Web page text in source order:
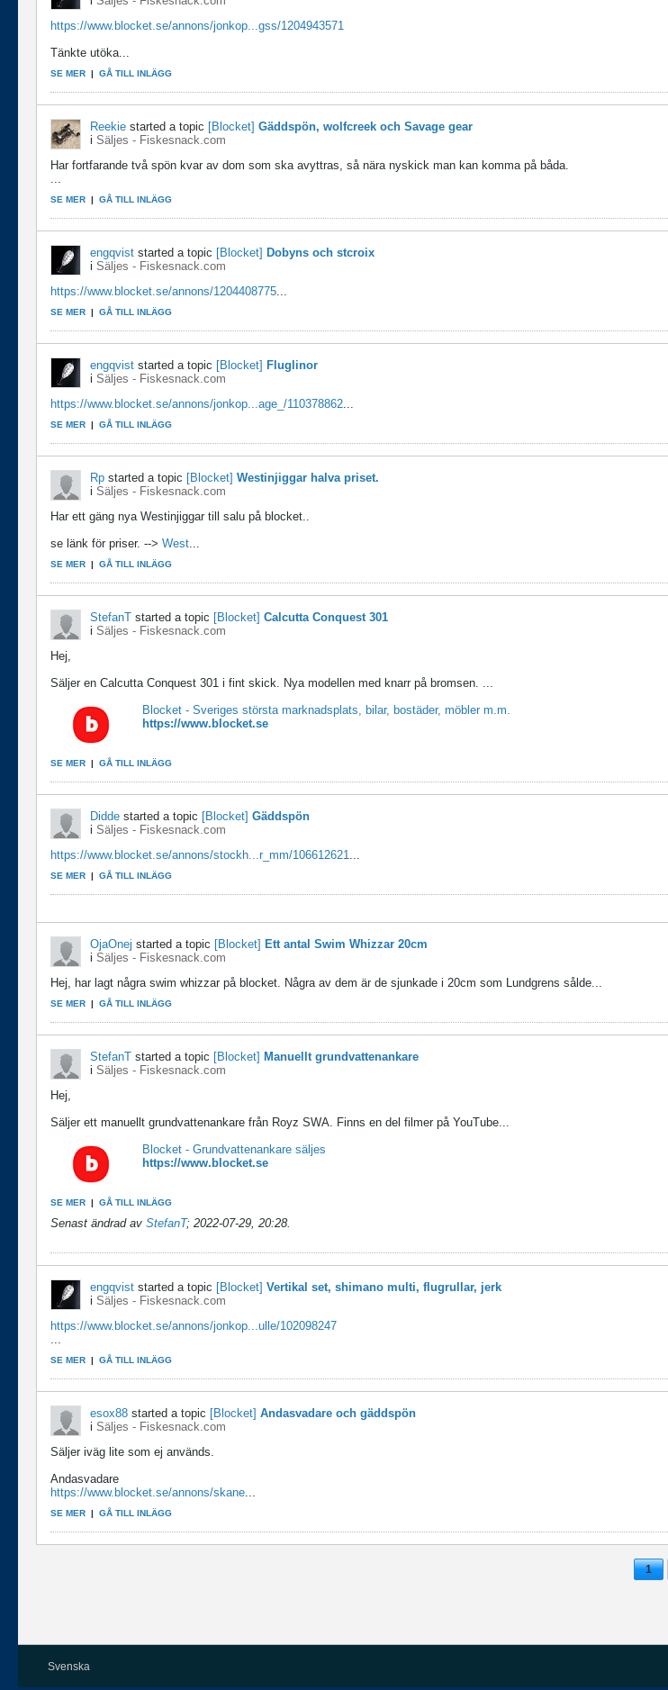
https://www.blocket.se/annons/jonkop...gss/1204943571
Tänkte utöka...
SE MER | GÅ TILL INLÄGG
Reekie started a topic [Blocket] Gäddspön, wolfcreek och Savage gear
i Säljes - Fiskesnack.com
Har fortfarande två spön kvar av dom som ska avyttras, så nära nyskick man kan komma på båda.
...
SE MER | GÅ TILL INLÄGG
engqvist started a topic [Blocket] Dobyns och stcroix
i Säljes - Fiskesnack.com
https://www.blocket.se/annons/1204408775...
SE MER | GÅ TILL INLÄGG
engqvist started a topic [Blocket] Fluglinor
i Säljes - Fiskesnack.com
https://www.blocket.se/annons/jonkop...age_/110378862...
SE MER | GÅ TILL INLÄGG
Rp started a topic [Blocket] Westinjiggar halva priset.
i Säljes - Fiskesnack.com
Har ett gäng nya Westinjiggar till salu på blocket..
se länk för priser. --> West...
SE MER | GÅ TILL INLÄGG
StefanT started a topic [Blocket] Calcutta Conquest 301
i Säljes - Fiskesnack.com
Hej,
Säljer en Calcutta Conquest 301 i fint skick. Nya modellen med knarr på bromsen. ...
Blocket - Sveriges största marknadsplats, bilar, bostäder, möbler m.m.
https://www.blocket.se
SE MER | GÅ TILL INLÄGG
Didde started a topic [Blocket] Gäddspön
i Säljes - Fiskesnack.com
https://www.blocket.se/annons/stockh...r_mm/106612621
SE MER | GÅ TILL INLÄGG
OjaOnej started a topic [Blocket] Ett antal Swim Whizzar 20cm
i Säljes - Fiskesnack.com
Hej, har lagt några swim whizzar på blocket. Några av dem är de sjunkade i 20cm som Lundgrens sålde...
SE MER | GÅ TILL INLÄGG
StefanT started a topic [Blocket] Manuellt grundvattenankare
i Säljes - Fiskesnack.com
Hej,
Säljer ett manuellt grundvattenankare från Royz SWA. Finns en del filmer på YouTube...
Blocket - Grundvattenankare säljes
https://www.blocket.se
SE MER | GÅ TILL INLÄGG
Senast ändrad av StefanT; 2022-07-29, 20:28
engqvist started a topic [Blocket] Vertikal set, shimano multi, flugrullar, jerk
i Säljes - Fiskesnack.com
https://www.blocket.se/annons/jonkop...ulle/102098247
SE MER | GÅ TILL INLÄGG
esox88 started a topic [Blocket] Andasvadare och gäddspön
i Säljes - Fiskesnack.com
Säljer iväg lite som ej används.
Andasvadare
https://www.blocket.se/annons/skane
SE MER | GÅ TILL INLÄGG
1
Svenska